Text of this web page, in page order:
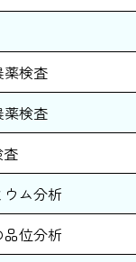
検査
検査
査
ウム分析
位分析